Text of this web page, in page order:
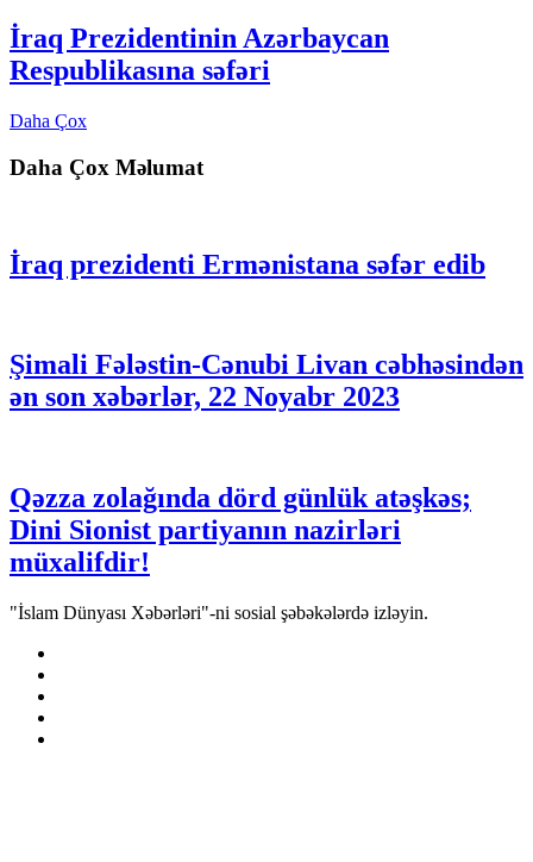
İraq Prezidentinin Azərbaycan
Respublikasına səfəri
Daha Çox
Daha Çox Məlumat
İraq prezidenti Ermənistana səfər edib
Şimali Fələstin-Cənubi Livan cəbhəsindən
ən son xəbərlər, 22 Noyabr 2023
Qəzza zolağında dörd günlük atəşkəs;
Dini Sionist partiyanın nazirləri
müxalifdir!
"İslam Dünyası Xəbərləri"-ni sosial şəbəkələrdə izləyin.